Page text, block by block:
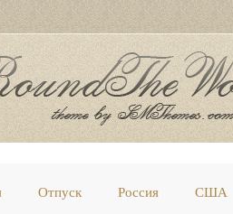
Отпуск Россия США